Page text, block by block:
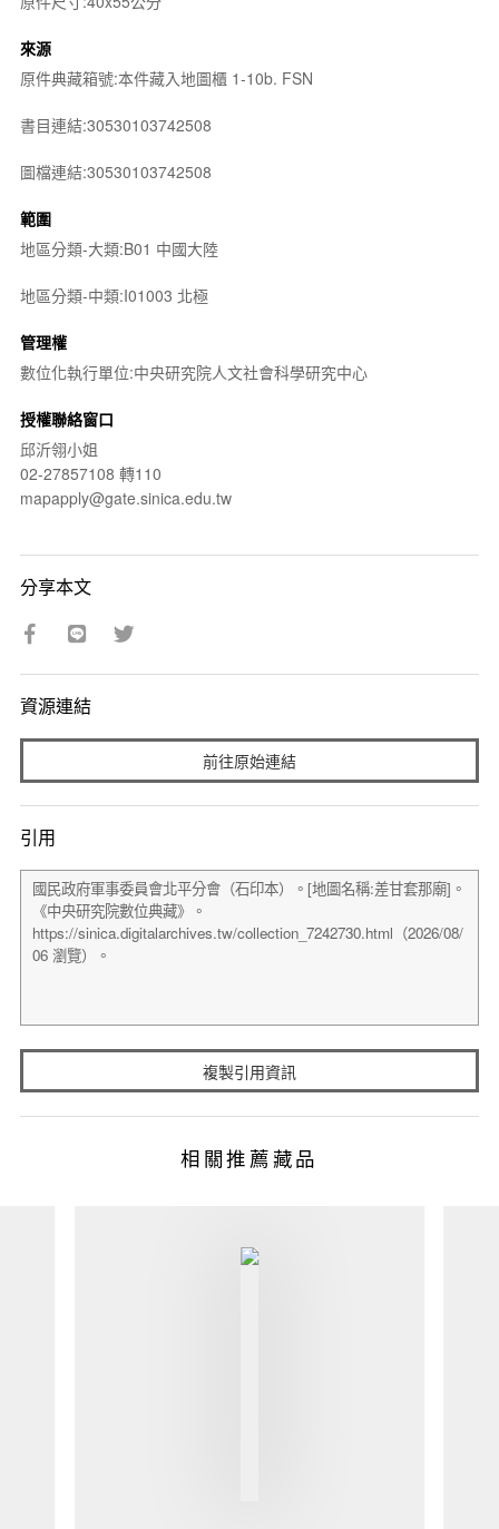
來源
原件典藏箱號:本件藏入地圖櫃 1-10b. FSN
書目連結:30530103742508
圖檔連結:30530103742508
範圍
地區分類-大類:B01 中國大陸
地區分類-中類:I01003 北極
管理權
數位化執行單位:中央研究院人文社會科學研究中心
授權聯絡窗口
邱沂翎小姐
02-27857108 轉110
mapapply@gate.sinica.edu.tw
分享本文
資源連結
前往原始連結
引用
複製引用資訊
相關推薦藏品